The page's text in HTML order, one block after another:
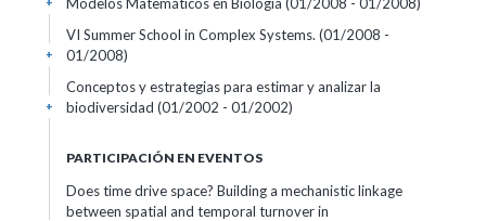
VI Summer School in Complex Systems. (01/2008 -
01/2008)
+
Conceptos y estrategias para estimar y analizar la
biodiversidad (01/2002 - 01/2002)
+
PARTICIPACIÓN EN EVENTOS
Does time drive space? Building a mechanistic linkage
between spatial and temporal turnover in